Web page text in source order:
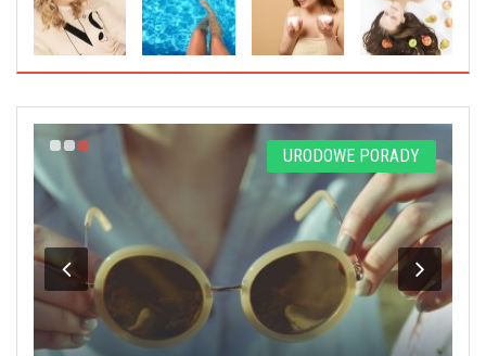
URODOWE PORADY